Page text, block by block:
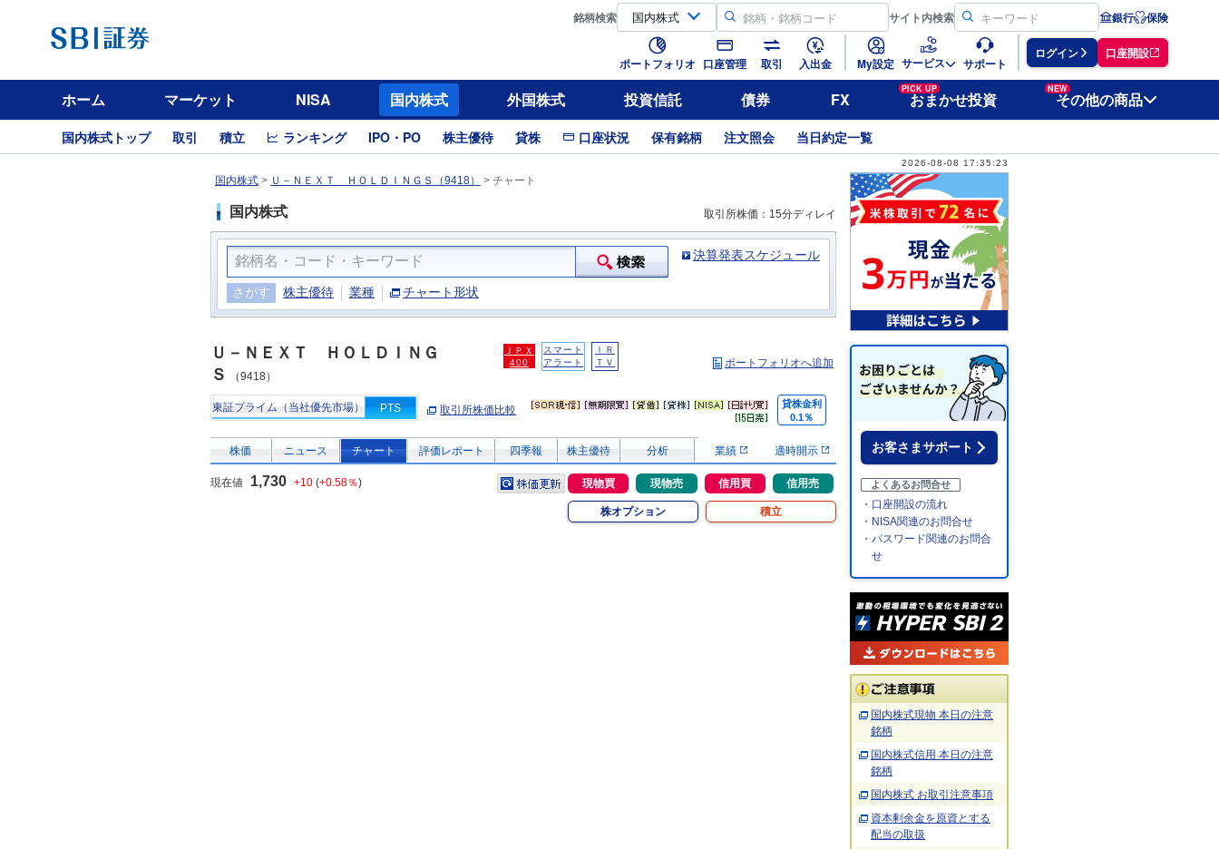
銘柄検索 サイト内検索 銀行 保険
ポートフォリオ 口座管理 取引 入出金 My設定 サービス サポート
ログイン 口座開設
ホーム マーケット NISA 国内株式 外国株式 投資信託 債券 FX
PICK UP
おまかせ投資
NEW
その他の商品
国内株式トップ 取引 積立 ランキング IPO・PO 株主優待 貸株 口座状況 保有銘柄 注文照会 当日約定一覧
2026-08-08 17:35:23
国内株式 > Ｕ－ＮＥＸＴ ＨＯＬＤＩＮＧＳ（9418） > チャート
国内株式 取引所株価：15分ディレイ
決算発表スケジュール
さがす 株主優待 業種 チャート形状
Ｕ－ＮＥＸＴ ＨＯＬＤＩＮＧ
Ｓ
（9418）
ＪＰＸ
400
スマート
アラート
ＩＲ
ＴＶ
ポートフォリオへ追加
東証プライム（当社優先市場） PTS 取引所株価比較
貸株金利
0.1％
株価 ニュース チャート 評価レポート 四季報 株主優待 分析 業績 適時開示
現在値 1,730 +10 (+0.58％) 現物買 現物売 信用買 信用売
株オプション 積立
お客さまサポート
よくあるお問合せ
・口座開設の流れ
・NISA関連のお問合せ
・パスワード関連のお問合
せ
国内株式現物 本日の注意
銘柄
国内株式信用 本日の注意
銘柄
国内株式 お取引注意事項
資本剰余金を原資とする
配当の取扱